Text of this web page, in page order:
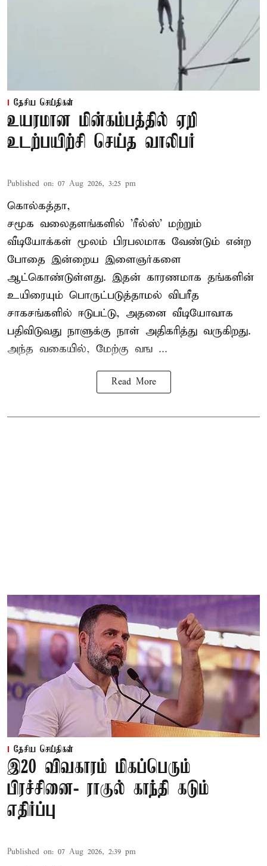
தேசிய செய்திகள்
உயரமான மின்கம்பத்தில் ஏறி
உடற்பயிற்சி செய்த வாலிபர்
Published on: 07 Aug 2026, 3:25 pm
கொல்கத்தா,
சமூக வலைதளங்களில் 'ரீல்ஸ்' மற்றும்
வீடியோக்கள் மூலம் பிரபலமாக வேண்டும் என்ற
போதை இன்றைய இளைஞர்களை
ஆட்கொண்டுள்ளது. இதன் காரணமாக தங்களின்
உயிரையும் பொருட்படுத்தாமல் விபரீத
சாகசங்களில் ஈடுபட்டு, அதனை வீடியோவாக
பதிவிடுவது நாளுக்கு நாள் அதிகரித்து வருகிறது.
அந்த வகையில், மேற்கு வங ...
Read More
தேசிய செய்திகள்
இ20 விவகாரம் மிகப்பெரும்
பிரச்சினை- ராகுல் காந்தி கடும்
எதிர்ப்பு
Published on: 07 Aug 2026, 2:39 pm